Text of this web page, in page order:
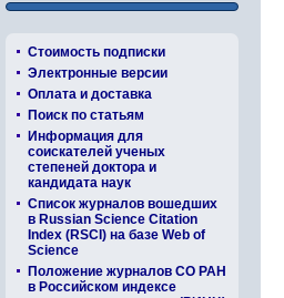
Стоимость подписки
Электронные версии
Оплата и доставка
Поиск по статьям
Информация для
соискателей ученых
степеней доктора и
кандидата наук
Список журналов вошедших
в Russian Science Citation
Index (RSCI) на базе Web of
Science
Положение журналов СО РАН
в Российском индексе